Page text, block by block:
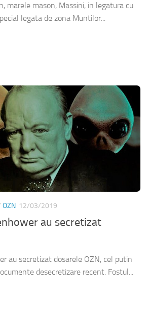
marele mason, Massini, in legatura cu
legata de zona Muntilor...
OZN 12/03/2019
au secretizat
au secretizat dosarele OZN, cel putin
desecretizare recent. Fostul...